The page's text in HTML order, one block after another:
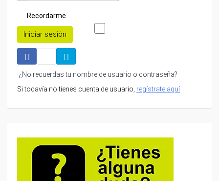
Recordarme
Iniciar sesión
¿No recuerdas tu nombre de usuario o contraseña?
Si todavía no tienes cuenta de usuario, regístrate aquí